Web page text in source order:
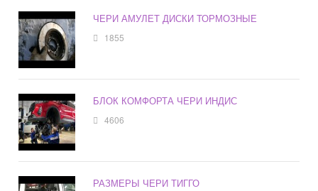
ЧЕРИ АМУЛЕТ ДИСКИ ТОРМОЗНЫЕ
1855
БЛОК КОМФОРТА ЧЕРИ ИНДИС
4606
РАЗМЕРЫ ЧЕРИ ТИГГО